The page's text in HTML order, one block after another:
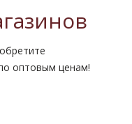
оптовым ценам!